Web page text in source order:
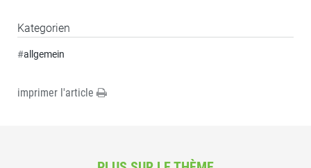
Kategorien
#allgemein
imprimer l'article